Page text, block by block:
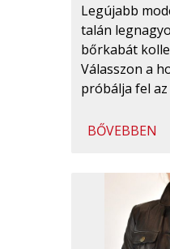
Legújabb
talán
bőrkabát
Válasszon a
próbálja fel
BŐVEBBEN